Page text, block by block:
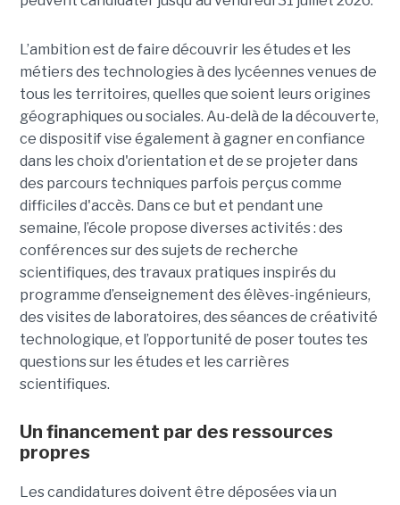
L’ambition est de faire découvrir les études et les
métiers des technologies à des lycéennes venues de
tous les territoires, quelles que soient leurs origines
géographiques ou sociales. Au-delà de la découverte,
ce dispositif vise également à gagner en confiance
dans les choix d'orientation et de se projeter dans
des parcours techniques parfois perçus comme
difficiles d'accès. Dans ce but et pendant une
semaine, l’école propose diverses activités : des
conférences sur des sujets de recherche
scientifiques, des travaux pratiques inspirés du
programme d’enseignement des élèves-ingénieurs,
des visites de laboratoires, des séances de créativité
technologique, et l’opportunité de poser toutes tes
questions sur les études et les carrières
scientifiques.
Un financement par des ressources
propres
Les candidatures doivent être déposées via un